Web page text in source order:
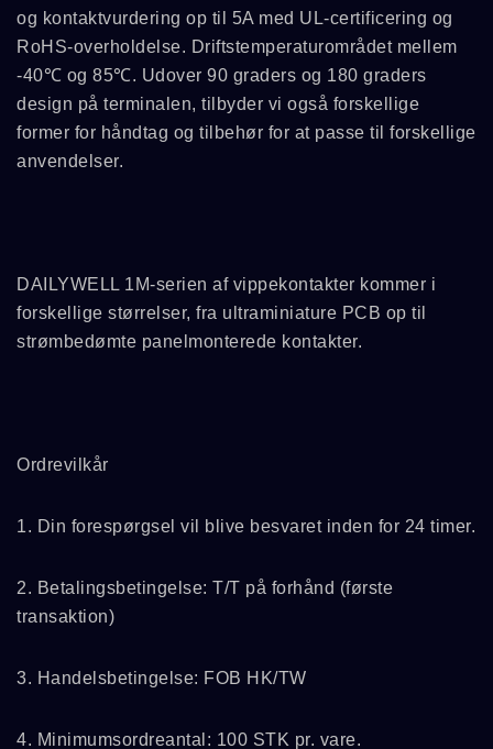
og kontaktvurdering op til 5A med UL-certificering og
RoHS-overholdelse. Driftstemperaturområdet mellem
-40℃ og 85℃. Udover 90 graders og 180 graders
design på terminalen, tilbyder vi også forskellige
former for håndtag og tilbehør for at passe til forskellige
anvendelser.
DAILYWELL 1M-serien af vippekontakter kommer i
forskellige størrelser, fra ultraminiature PCB op til
strømbedømte panelmonterede kontakter.
Ordrevilkår
1. Din forespørgsel vil blive besvaret inden for 24 timer.
2. Betalingsbetingelse: T/T på forhånd (første
transaktion)
3. Handelsbetingelse: FOB HK/TW
4. Minimumsordreantal: 100 STK pr. vare.